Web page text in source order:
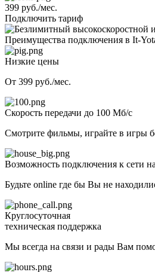
399 руб./мес.
Подключить тариф
Преимущества подключения в It-
Низкие цены
От 399 руб./мес.
Скорость передачи до 100 Мб/с
Смотрите фильмы, играйте в игры
Возможность подключения к сети
Будьте online где бы Вы не
Круглосуточная
техническая поддержка
Мы всегда на связи и рады Вам